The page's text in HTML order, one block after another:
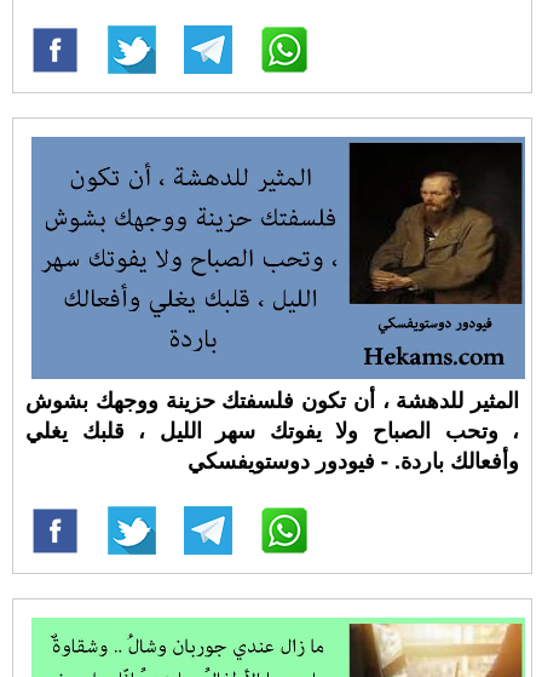
المثير للدهشة ، أن تكون فلسفتك حزينة ووجهك بشوش
، وتحب الصباح ولا يفوتك سهر الليل ، قلبك يغلي
وأفعالك باردة. - فيودور دوستويفسكي